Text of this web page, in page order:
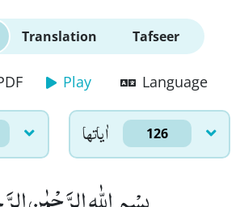
Translation Tafseer
Play Language
اٰياتها 126